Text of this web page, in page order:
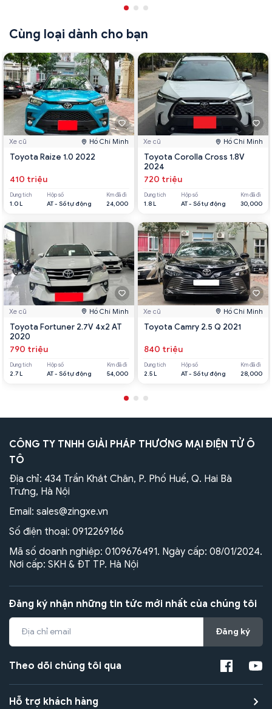
Cùng loại dành cho bạn
Xe cũ Hồ Chí Minh
Toyota Raize 1.0 2022
410 triệu
Dung tích
1.0 L
Hộp số
AT - Số tự động
Km đã đi
24,000
Xe cũ Hồ Chí Minh
Toyota Fortuner 2.7V 4x2 AT
2020
790 triệu
Dung tích
2.7 L
Hộp số
AT - Số tự động
Km đã đi
54,000
Xe cũ Hồ Chí Minh
Toyota Corolla Cross 1.8V
2024
720 triệu
Dung tích
1.8 L
Hộp số
AT - Số tự động
Km đã đi
30,000
Xe cũ Hồ Chí Minh
Toyota Camry 2.5 Q 2021
840 triệu
Dung tích
2.5 L
Hộp số
AT - Số tự động
Km đã đi
28,000
CÔNG TY TNHH GIẢI PHÁP THƯƠNG MẠI ĐIỆN TỬ Ô
TÔ
Địa chỉ: 434 Trần Khát Chân, P. Phố Huế, Q. Hai Bà
Trưng, Hà Nội
Email: sales@zingxe.vn
Số điện thoại: 0912269166
Mã số doanh nghiệp: 0109676491. Ngày cấp: 08/01/2024.
Nơi cấp: SKH & ĐT TP. Hà Nội
Đăng ký nhận những tin tức mới nhất của chúng tôi
Đăng ký
Theo dõi chúng tôi qua
Hỗ trợ khách hàng